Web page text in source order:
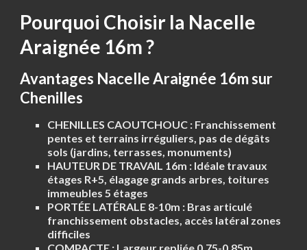
Pourquoi Choisir la Nacelle
Araignée 16m ?
Avantages Nacelle Araignée 16m sur
Chenilles
CHENILLES CAOUTCHOUC : Franchissement
pentes et terrains irréguliers, pas de dégâts
sols (jardins, terrasses, monuments)
HAUTEUR DE TRAVAIL 16m : Idéale travaux
étages R+5, élagage grands arbres, toitures
immeubles 5 étages
PORTÉE LATÉRALE 8-10m : Bras articulé
franchissement obstacles, accès latéral zones
difficiles